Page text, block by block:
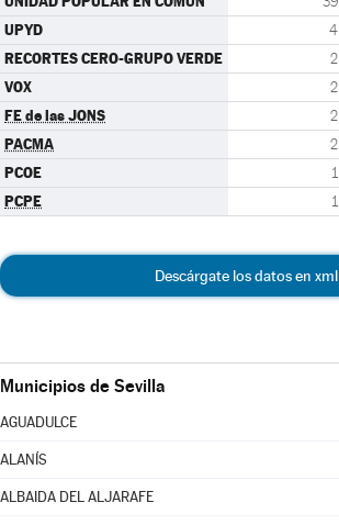
UPYD 4
RECORTES CERO-GRUPO VERDE 2
VOX 2
FE de las JONS 2
PACMA 2
PCOE 1
PCPE 1
Descárgate los datos en xml
Municipios de Sevilla
AGUADULCE
ALANÍS
ALBAIDA DEL ALJARAFE